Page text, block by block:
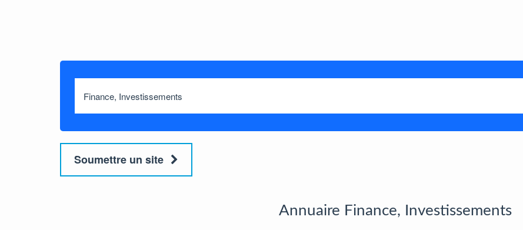
Soumettre un site
Annuaire Finance, Investissements